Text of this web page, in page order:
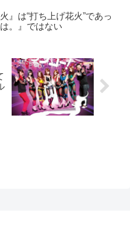
』は“打ち上げ花火”であっ
。』ではない